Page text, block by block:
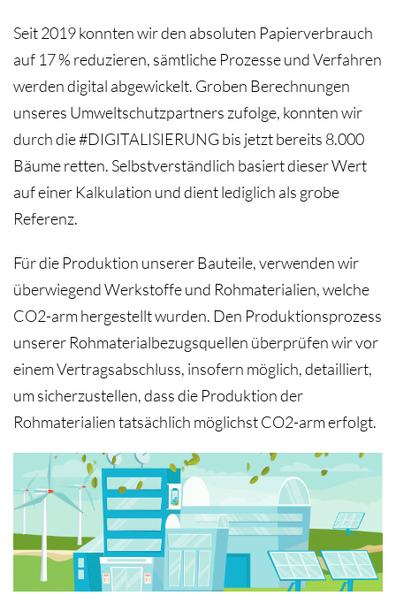
Seit 2019 konnten wir den absoluten Papierverbrauch
auf 17 % reduzieren, sämtliche Prozesse und Verfahren
werden digital abgewickelt. Groben Berechnungen
unseres Umweltschutzpartners zufolge, konnten wir
durch die #DIGITALISIERUNG bis jetzt bereits 8.000
Bäume retten. Selbstverständlich basiert dieser Wert
auf einer Kalkulation und dient lediglich als grobe
Referenz.
Für die Produktion unserer Bauteile, verwenden wir
überwiegend Werkstoffe und Rohmaterialien, welche
CO2-arm hergestellt wurden. Den Produktionsprozess
unserer Rohmaterialbezugsquellen überprüfen wir vor
einem Vertragsabschluss, insofern möglich, detailliert,
um sicherzustellen, dass die Produktion der
Rohmaterialien tatsächlich möglichst CO2-arm erfolgt.